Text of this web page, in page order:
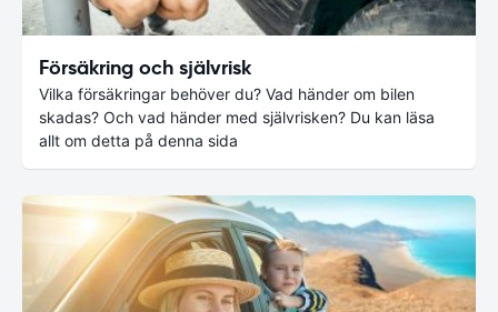
Försäkring och självrisk
Vilka försäkringar behöver du? Vad händer om bilen
skadas? Och vad händer med självrisken? Du kan läsa
allt om detta på denna sida